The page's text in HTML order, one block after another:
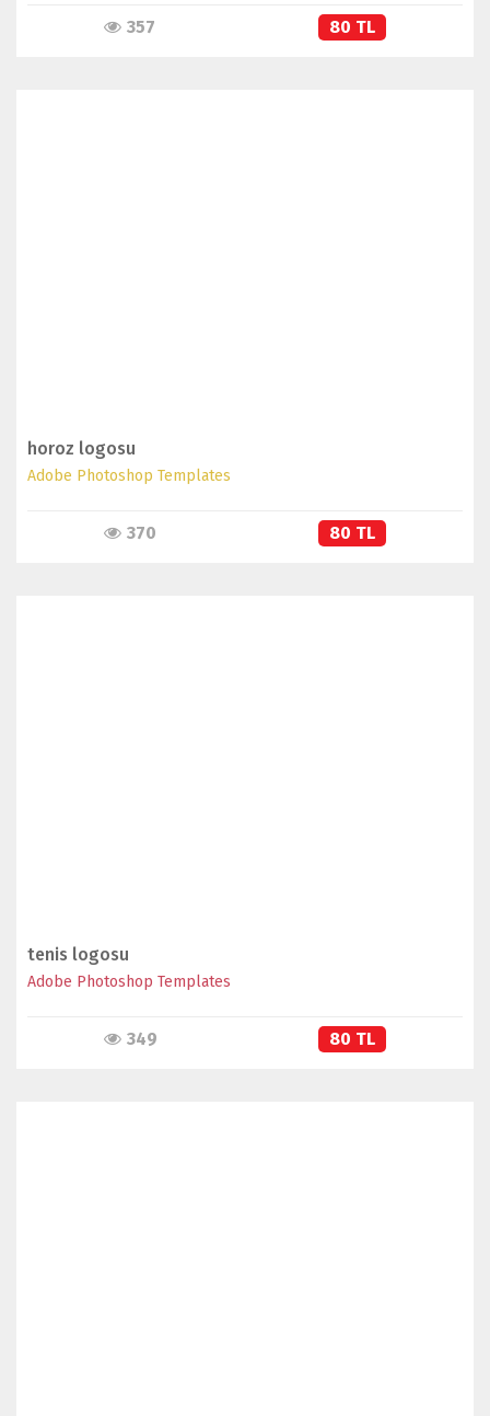
357 80 TL
horoz logosu
Adobe Photoshop Templates
370 80 TL
tenis logosu
Adobe Photoshop Templates
349 80 TL